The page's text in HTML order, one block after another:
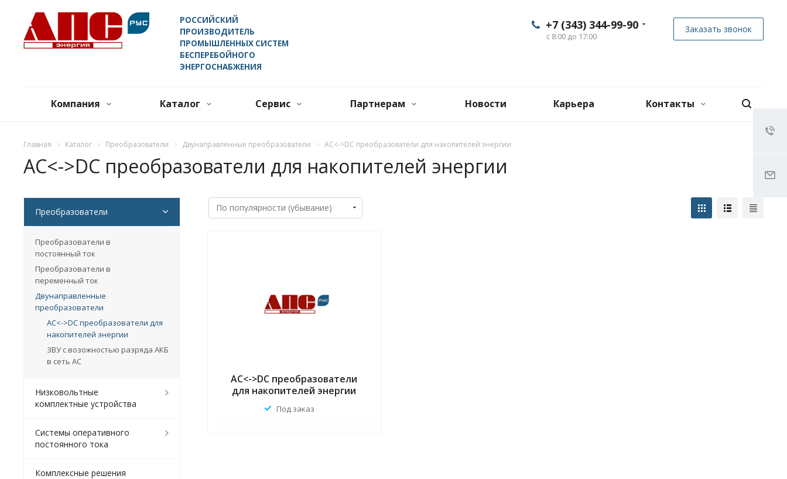
РОССИЙСКИЙ
ПРОИЗВОДИТЕЛЬ
ПРОМЫШЛЕННЫХ СИСТЕМ
БЕСПЕРЕБОЙНОГО
ЭНЕРГОСНАБЖЕНИЯ
+7 (343) 344-99-90
с 8:00 до 17:00
Заказать звонок
Компания Каталог Сервис Партнерам Новости Карьера Контакты
Главная Каталог Преобразователи Двунаправленные преобразователи AC<->DC преобразователи для накопителей энергии
AC<->DC преобразователи для накопителей энергии
AC<->DC преобразователи
для накопителей энергии
Под заказ
Преобразователи
Преобразователи в
постоянный ток
Преобразователи в
переменный ток
Двунаправленные
преобразователи
AC<->DC преобразователи для
накопителей энергии
ЗВУ с возожностью разряда АКБ
в сеть AC
Низковольтные
комплектные устройства
Системы оперативного
постоянного тока
Комплексные решения